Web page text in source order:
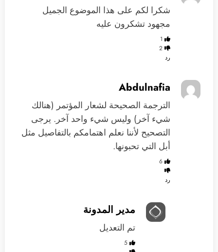
شكرا لكم على هذا الموضوع الجميل
مجهود تشكرون عليه
1
2
رد
Abdulnafia
الترجمة الصحيحة لشعار المؤتمر (هنالك
شيء آخر) وليس شيء واحد آخر. يرجى
التصحيح لأننا نعلم اهتمامكم بالتفاصيل مثل
أبل التي تحبونها.
6
رد
مدير المدونة
تم التعديل
5